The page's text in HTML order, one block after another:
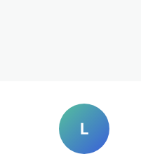
L